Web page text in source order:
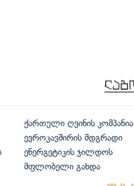
ქართული ღვინის კომპანია
ევროკავშირის მდგრადი
ენერგეტიკის ჯილდოს
მფლობელი გახდა